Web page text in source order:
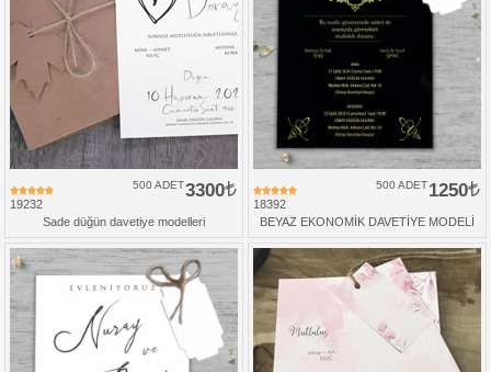
19232
3300
500 ADET
Sade düğün davetiye modelleri
18392
1250
500 ADET
BEYAZ EKONOMİK DAVETİYE MODELİ